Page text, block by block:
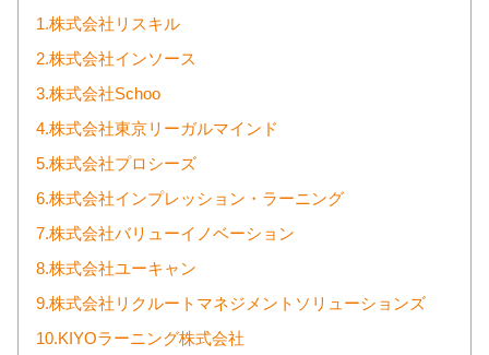
1.株式会社リスキル
2.株式会社インソース
3.株式会社Schoo
4.株式会社東京リーガルマインド
5.株式会社プロシーズ
6.株式会社インプレッション・ラーニング
7.株式会社バリューイノベーション
8.株式会社ユーキャン
9.株式会社リクルートマネジメントソリューションズ
10.KIYOラーニング株式会社